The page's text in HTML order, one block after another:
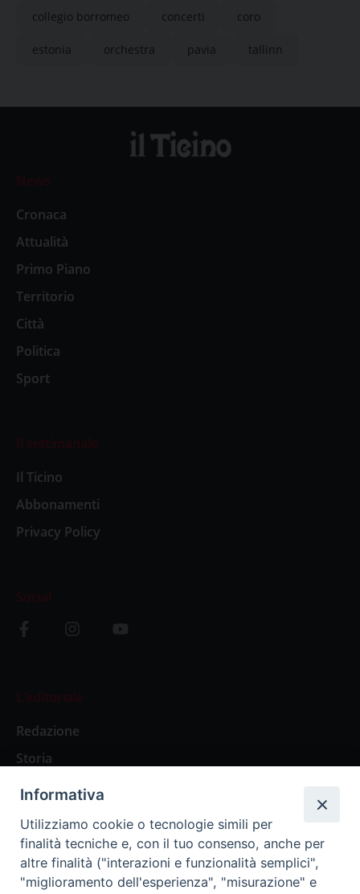
collegio borromeo concerti coro
estonia orchestra pavia tallinn
News
Cronaca
Attualità
Primo Piano
Territorio
Città
Politica
Sport
Il settimanale
Il Ticino
Abbonamenti
Privacy Policy
Social
L’editoriale
Redazione
Storia
Abbonamenti
Abbonamento Annuale Digitale
Abbonamento Annuale Cartaceo
Informativa
Utilizziamo cookie o tecnologie simili per
finalità tecniche e, con il tuo consenso, anche per
altre finalità ("interazioni e funzionalità semplici",
"miglioramento dell'esperienza", "misurazione" e